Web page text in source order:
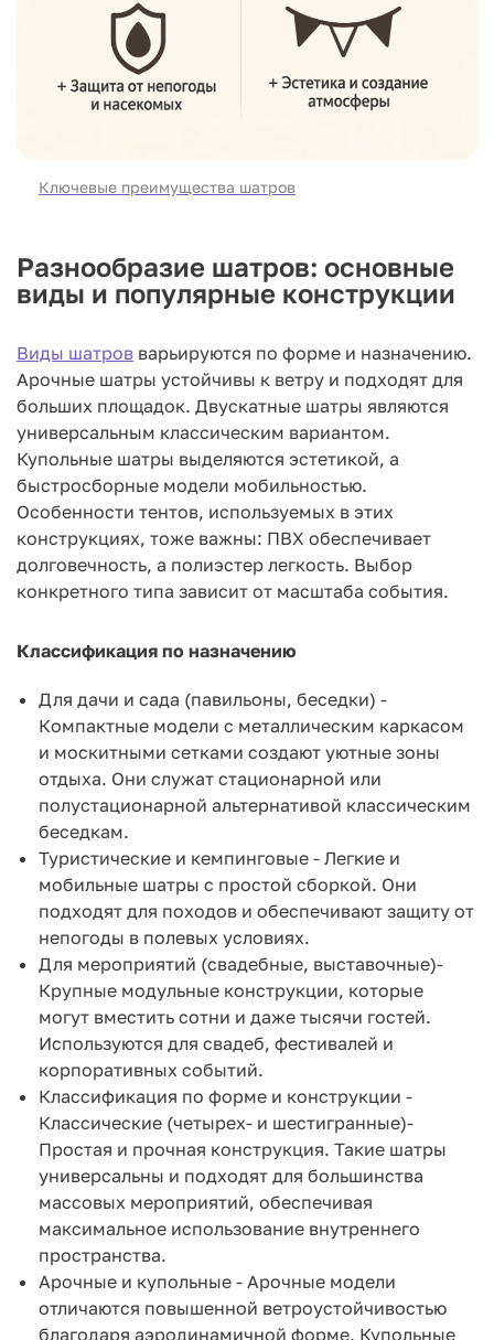
Ключевые преимущества шатров
Разнообразие шатров: основные
виды и популярные конструкции
Виды шатров варьируются по форме и назначению.
Арочные шатры устойчивы к ветру и подходят для
больших площадок. Двускатные шатры являются
универсальным классическим вариантом.
Купольные шатры выделяются эстетикой, а
быстросборные модели мобильностью.
Особенности тентов, используемых в этих
конструкциях, тоже важны: ПВХ обеспечивает
долговечность, а полиэстер легкость. Выбор
конкретного типа зависит от масштаба события.
Классификация по назначению
Для дачи и сада (павильоны, беседки) -
Компактные модели с металлическим каркасом
и москитными сетками создают уютные зоны
отдыха. Они служат стационарной или
полустационарной альтернативой классическим
беседкам.
Туристические и кемпинговые - Легкие и
мобильные шатры с простой сборкой. Они
подходят для походов и обеспечивают защиту от
непогоды в полевых условиях.
Для мероприятий (свадебные, выставочные)-
Крупные модульные конструкции, которые
могут вместить сотни и даже тысячи гостей.
Используются для свадеб, фестивалей и
корпоративных событий.
Классификация по форме и конструкции -
Классические (четырех- и шестигранные)-
Простая и прочная конструкция. Такие шатры
универсальны и подходят для большинства
массовых мероприятий, обеспечивая
максимальное использование внутреннего
пространства.
Арочные и купольные - Арочные модели
отличаются повышенной ветроустойчивостью
благодаря аэродинамичной форме. Купольные